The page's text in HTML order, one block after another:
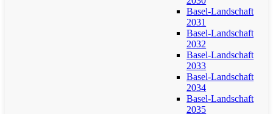
Basel-Landschaft
2031
Basel-Landschaft
2032
Basel-Landschaft
2033
Basel-Landschaft
2034
Basel-Landschaft
2035